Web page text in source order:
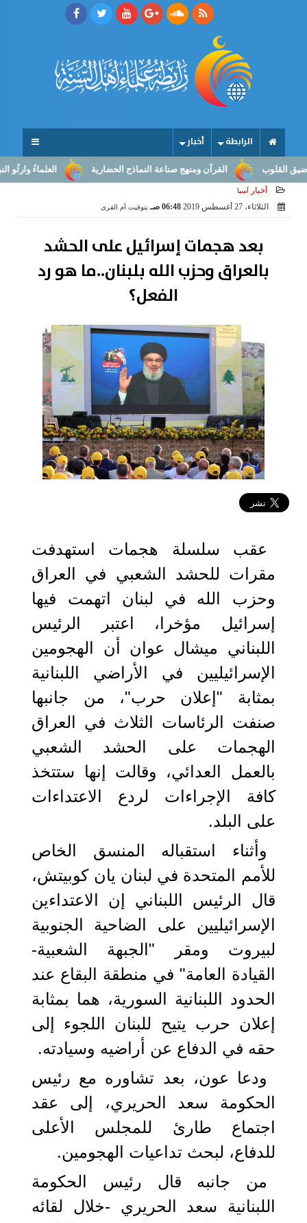
الرابطة أخبار
العلماءُ وارثُو النبوّة: من القرآن ومنهج صناعة النماذج الحضارية
أخبار آسيا
الثلاثاء، 27 أغسطس 2019 06:48 صـ بتوقيت أم القرى
بعد هجمات إسرائيل على الحشد
بالعراق وحزب الله بلبنان..ما هو رد
الفعل؟
عقب سلسلة هجمات استهدفت
مقرات للحشد الشعبي في العراق
وحزب الله في لبنان اتهمت فيها
إسرائيل مؤخرا، اعتبر الرئيس
اللبناني ميشال عوان أن الهجومين
الإسرائيليين في الأراضي اللبنانية
بمثابة "إعلان حرب"، من جانبها
صنفت الرئاسات الثلاث في العراق
الهجمات على الحشد الشعبي
بالعمل العدائي، وقالت إنها ستتخذ
كافة الإجراءات لردع الاعتداءات
على البلد.
وأثناء استقباله المنسق الخاص
للأمم المتحدة في لبنان يان كوبيتش،
قال الرئيس اللبناني إن الاعتداءين
الإسرائيليين على الضاحية الجنوبية
لبيروت ومقر "الجبهة الشعبية-
القيادة العامة" في منطقة البقاع عند
الحدود اللبنانية السورية، هما بمثابة
إعلان حرب يتيح للبنان اللجوء إلى
حقه في الدفاع عن أراضيه وسيادته.
ودعا عون، بعد تشاوره مع رئيس
الحكومة سعد الحريري، إلى عقد
اجتماع طارئ للمجلس الأعلى
للدفاع، لبحث تداعيات الهجومين.
من جانبه قال رئيس الحكومة
اللبنانية سعد الحريري -خلال لقائه